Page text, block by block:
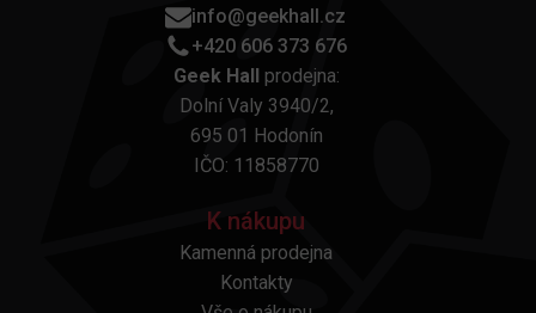
info@geekhall.cz
+420 606 373 676
Geek Hall prodejna:
Dolní Valy 3940/2,
695 01 Hodonín
IČO: 11858770
K nákupu
Kamenná prodejna
Kontakty